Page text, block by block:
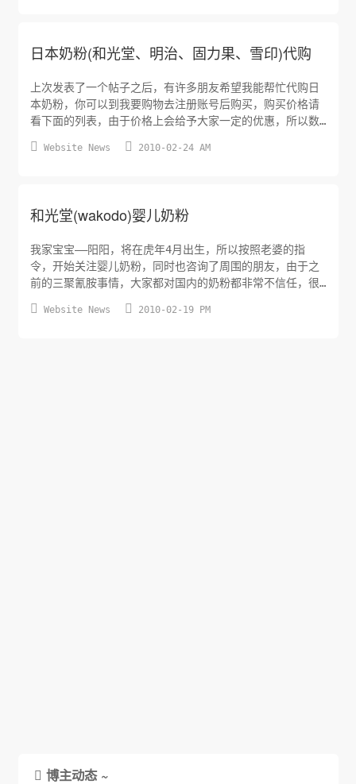
日本奶粉(和光堂、明治、固力果、雪印)代购
上次发表了一个帖子之后，有许多朋友希望我能帮忙代购日
本奶粉，你可以到我要购物去注册账号后购买，购买价格请
看下面的列表，由于价格上会给予大家一定的优惠，所以数
月) 第二阶段(9-36个月) 2灌价格 8灌价格 2灌价格 8灌
 Website News  2010-02-24 AM
和光堂(wakodo)婴儿奶粉
我家宝宝——阳阳，将在虎年4月出生，所以按照老婆的指
令，开始关注婴儿奶粉，同时也咨询了周围的朋友，由于之
前的三聚氰胺事情，大家都对国内的奶粉都非常不信任，很
本的奶粉主要集中有：和光堂、明治、森永、固力果、雪
 Website News  2010-02-19 PM
 博主动态 ~